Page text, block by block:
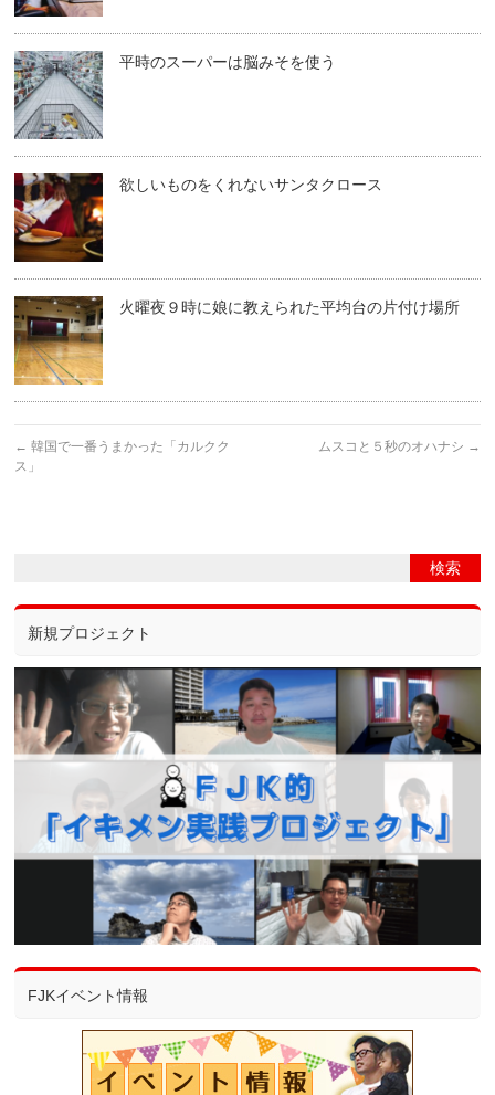
平時のスーパーは脳みそを使う
欲しいものをくれないサンタクロース
火曜夜９時に娘に教えられた平均台の片付け場所
← 韓国で一番うまかった「カルクク
ス」
ムスコと５秒のオハナシ →
新規プロジェクト
FJKイベント情報